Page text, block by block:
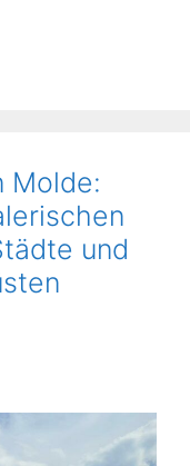
Molde:
und